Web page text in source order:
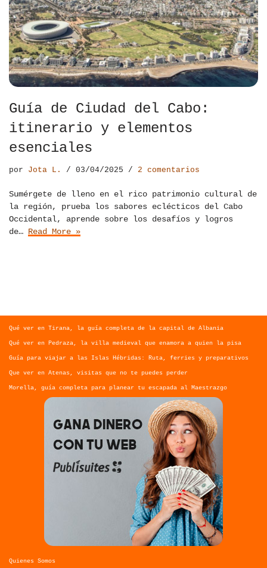
Guía de Ciudad del Cabo:
itinerario y elementos
esenciales
por Jota L. 03/04/2025 2 comentarios
Sumérgete de lleno en el rico patrimonio cultural de
la región, prueba los sabores eclécticos del Cabo
Occidental, aprende sobre los desafíos y logros
de… Read More »
Qué ver en Tirana, la guía completa de la capital de Albania
Qué ver en Pedraza, la villa medieval que enamora a quien la pisa
Guía para viajar a las Islas Hébridas: Ruta, ferries y preparativos
Que ver en Atenas, visitas que no te puedes perder
Morella, guía completa para planear tu escapada al Maestrazgo
Quienes Somos